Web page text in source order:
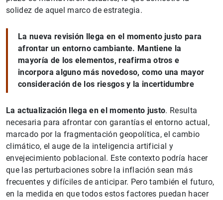
solidez de aquel marco de estrategia.
La nueva revisión llega en el momento justo para
afrontar un entorno cambiante. Mantiene la
mayoría de los elementos, reafirma otros e
incorpora alguno más novedoso, como una mayor
consideración de los riesgos y la incertidumbre
La actualización llega en el momento justo. Resulta
necesaria para afrontar con garantías el entorno actual,
marcado por la fragmentación geopolítica, el cambio
climático, el auge de la inteligencia artificial y
envejecimiento poblacional. Este contexto podría hacer
que las perturbaciones sobre la inflación sean más
frecuentes y difíciles de anticipar. Pero también el futuro,
en la medida en que todos estos factores puedan hacer